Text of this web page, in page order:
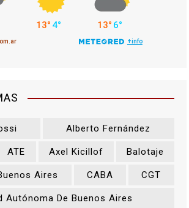
Alberto Fernández
ATE Axel Kicillof Balotaje
Aires CABA CGT
Autónoma De Buenos Aires